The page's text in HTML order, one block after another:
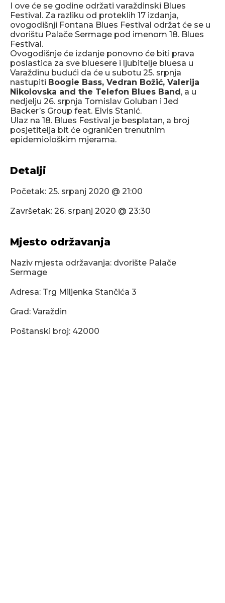
I ove će se godine održati varaždinski Blues
Festival. Za razliku od proteklih 17 izdanja,
ovogodišnji Fontana Blues Festival održat će se u
dvorištu Palače Sermage pod imenom 18. Blues
Festival.
Ovogodišnje će izdanje ponovno će biti prava
poslastica za sve bluesere i ljubitelje bluesa u
Varaždinu budući da će u subotu 25. srpnja
nastupiti Boogie Bass, Vedran Božić, Valerija
Nikolovska and the Telefon Blues Band, a u
nedjelju 26. srpnja Tomislav Goluban i Jed
Backer’s Group feat. Elvis Stanić.
Ulaz na 18. Blues Festival je besplatan, a broj
posjetitelja bit će ograničen trenutnim
epidemiološkim mjerama.
Detalji
Početak: 25. srpanj 2020 @ 21:00
Završetak: 26. srpanj 2020 @ 23:30
Mjesto održavanja
Naziv mjesta održavanja: dvorište Palače
Sermage
Adresa: Trg Miljenka Stančića 3
Grad: Varaždin
Poštanski broj: 42000